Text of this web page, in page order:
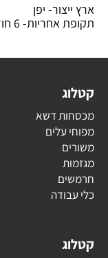
ארץ ייצור- יפן
תקופת אחריות- 6 חודשים
קטלוג
מכסחות דשא
מפוחי עלים
משורים
מגזמות
חרמשים
כלי עבודה
קטלוג